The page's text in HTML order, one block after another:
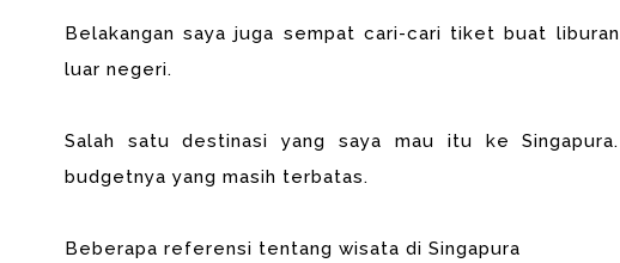
Belakangan saya juga sempat cari-cari tiket buat
luar negeri.
Salah satu destinasi yang saya mau itu ke
budgetnya yang masih terbatas.
Beberapa referensi tentang wisata di Singapura